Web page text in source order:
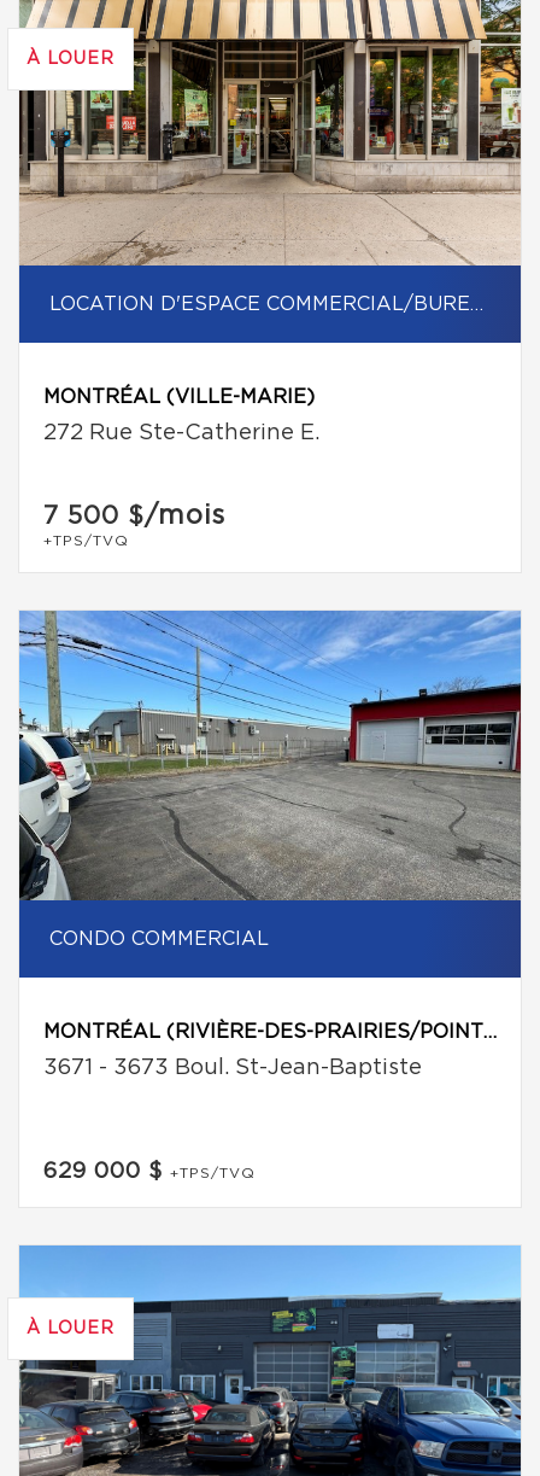
À LOUER
LOCATION D'ESPACE COMMERCIAL/BUREAU
MONTRÉAL (VILLE-MARIE)
272 Rue Ste-Catherine E.
7 500 $/mois
+TPS/TVQ
CONDO COMMERCIAL
MONTRÉAL (RIVIÈRE-DES-PRAIRIES/POINTE-AUX-TREMBLES)
3671 - 3673 Boul. St-Jean-Baptiste
629 000 $ +TPS/TVQ
À LOUER